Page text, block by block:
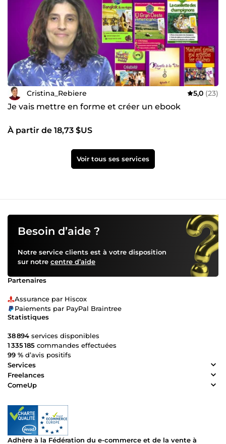
Cristina_Rebiere 5,0 (23)
Je vais mettre en forme et créer un ebook
À partir de 18,73 $US
Voir tous ses services
Besoin d’aide ?
Notre service clients est à votre disposition
sur notre centre d’aide
Partenaires
Assurance par Hiscox
Paiements par PayPal Braintree
Statistiques
38 894 services disponibles
1 335 185 commandes effectuées
99 % d’avis positifs
Services
Freelances
ComeUp
Adhère à la Fédération du e-commerce et de la vente à